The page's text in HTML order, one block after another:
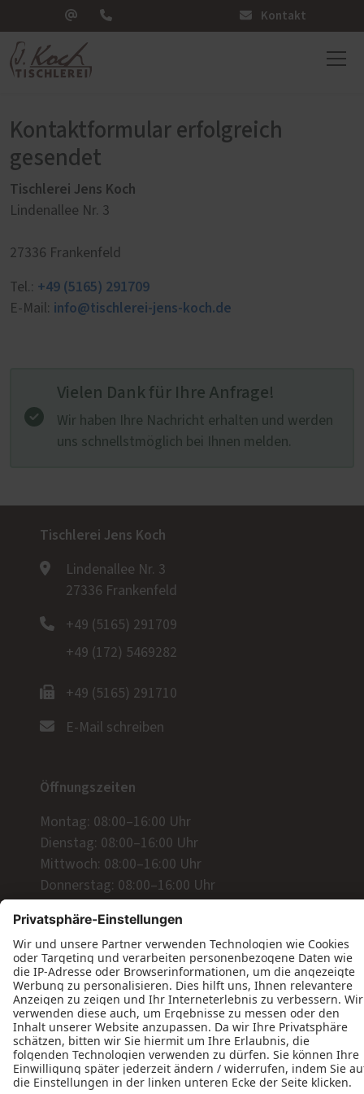
Kontakt
Kontaktformular erfolgreich
gesendet
Tischlerei Jens Koch
Lindenallee Nr. 3
27336 Frankenfeld
Tel.: +49 (5165) 291709
E-Mail: info@tischlerei-jens-koch.de
Vielen Dank für Ihre Anfrage!
Wir haben Ihre Nachricht erhalten und werden
uns schnellstmöglich bei Ihnen melden.
Tischlerei Jens Koch
Lindenallee Nr. 3
27336 Frankenfeld
+49 (5165) 291709
+49 (172) 5469282
+49 (5165) 291710
E-Mail schreiben
Öffnungszeiten
Montag: 08:00–16:00 Uhr
Dienstag: 08:00–16:00 Uhr
Mittwoch: 08:00–16:00 Uhr
Donnerstag: 08:00–16:00 Uhr
Wir freuen uns auf Ihre Anfrage!
Jetzt Kontakt aufnehmen